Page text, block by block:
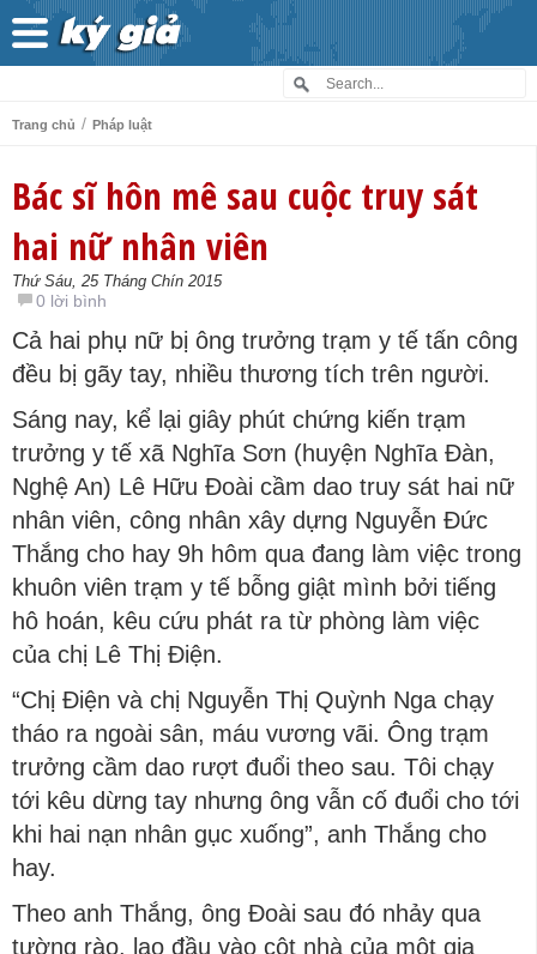
Trang chủ / Pháp luật
Bác sĩ hôn mê sau cuộc truy sát
hai nữ nhân viên
Thứ Sáu, 25 Tháng Chín 2015
0 lời bình
Cả hai phụ nữ bị ông trưởng trạm y tế tấn công
đều bị gãy tay, nhiều thương tích trên người.
Sáng nay, kể lại giây phút chứng kiến trạm
trưởng y tế xã Nghĩa Sơn (huyện Nghĩa Đàn,
Nghệ An) Lê Hữu Đoài cầm dao truy sát hai nữ
nhân viên, công nhân xây dựng Nguyễn Đức
Thắng cho hay 9h hôm qua đang làm việc trong
khuôn viên trạm y tế bỗng giật mình bởi tiếng
hô hoán, kêu cứu phát ra từ phòng làm việc
của chị Lê Thị Điện.
“Chị Điện và chị Nguyễn Thị Quỳnh Nga chạy
tháo ra ngoài sân, máu vương vãi. Ông trạm
trưởng cầm dao rượt đuổi theo sau. Tôi chạy
tới kêu dừng tay nhưng ông vẫn cố đuổi cho tới
khi hai nạn nhân gục xuống”, anh Thắng cho
hay.
Theo anh Thắng, ông Đoài sau đó nhảy qua
tường rào, lao đầu vào cột nhà của một gia